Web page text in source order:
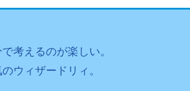
考えるのが楽しい。
ウィザードリィ。